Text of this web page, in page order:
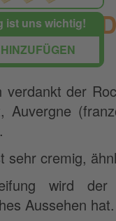
ist uns wichtig!
verdankt der
Auvergne
sehr cremig,
wird der
Aussehen